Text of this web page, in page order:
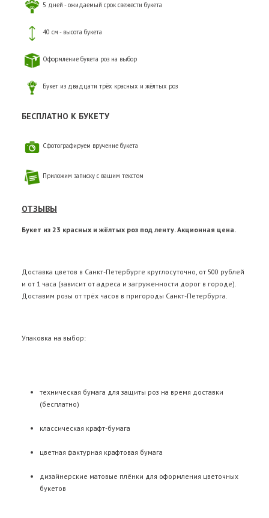
5 дней - ожидаемый срок свежести букета
40 см - высота букета
Оформление букета роз на выбор
Букет из двадцати трёх красных и жёлтых роз
БЕСПЛАТНО К БУКЕТУ
Сфотографируем вручение букета
Приложим записку с вашим текстом
ОТЗЫВЫ
Букет из 23 красных и жёлтых роз под ленту. Акционная цена.
Доставка цветов в Санкт-Петербурге круглосуточно, от 500 рублей
и от 1 часа (зависит от адреса и загруженности дорог в городе).
Доставим розы от трёх часов в пригороды Санкт-Петербурга.
Упаковка на выбор:
техническая бумага для защиты роз на время доставки
(бесплатно)
классическая крафт-бумага
цветная фактурная крафтовая бумага
дизайнерские матовые плёнки для оформления цветочных
букетов